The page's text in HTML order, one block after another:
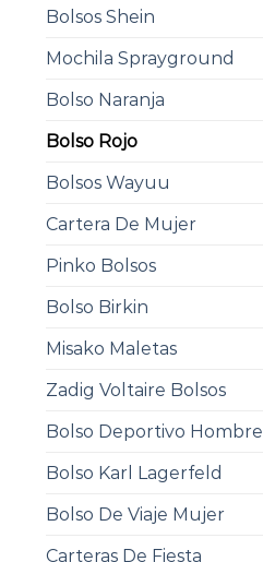
Bolsos Shein
Mochila Sprayground
Bolso Naranja
Bolso Rojo
Bolsos Wayuu
Cartera De Mujer
Pinko Bolsos
Bolso Birkin
Misako Maletas
Zadig Voltaire Bolsos
Bolso Deportivo Hombre
Bolso Karl Lagerfeld
Bolso De Viaje Mujer
Carteras De Fiesta